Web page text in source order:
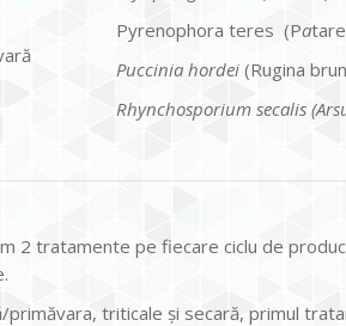
Pyrenophora teres (Pa
Puccinia hordei (Rugina
Rhynchosporium secalis
2 tratamente pe fiecare ciclu de
primăvara, triticale şi secară, primul